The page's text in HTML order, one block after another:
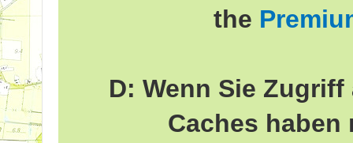
the
D: Wenn Sie
Caches haben